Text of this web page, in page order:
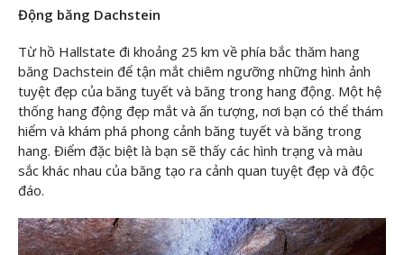
Động băng Dachstein
Từ hồ Hallstate đi khoảng 25 km về phía bắc thăm hang
băng Dachstein để tận mắt chiêm ngưỡng những hình ảnh
tuyệt đẹp của băng tuyết và băng trong hang động. Một hệ
thống hang động đẹp mắt và ấn tượng, nơi bạn có thể thám
hiểm và khám phá phong cảnh băng tuyết và băng trong
hang. Điểm đặc biệt là bạn sẽ thấy các hình trạng và màu
sắc khác nhau của băng tạo ra cảnh quan tuyệt đẹp và độc
đáo.